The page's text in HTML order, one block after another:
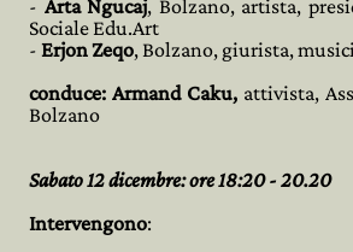
- Arta Ngucaj, Bolzano, artista,
Sociale Edu.Art
- Erjon Zeqo, Bolzano, giurista,
conduce: Armand Caku, attivista,
Bolzano
Sabato 12 dicembre: ore 18:20 - 20.20
Intervengono: